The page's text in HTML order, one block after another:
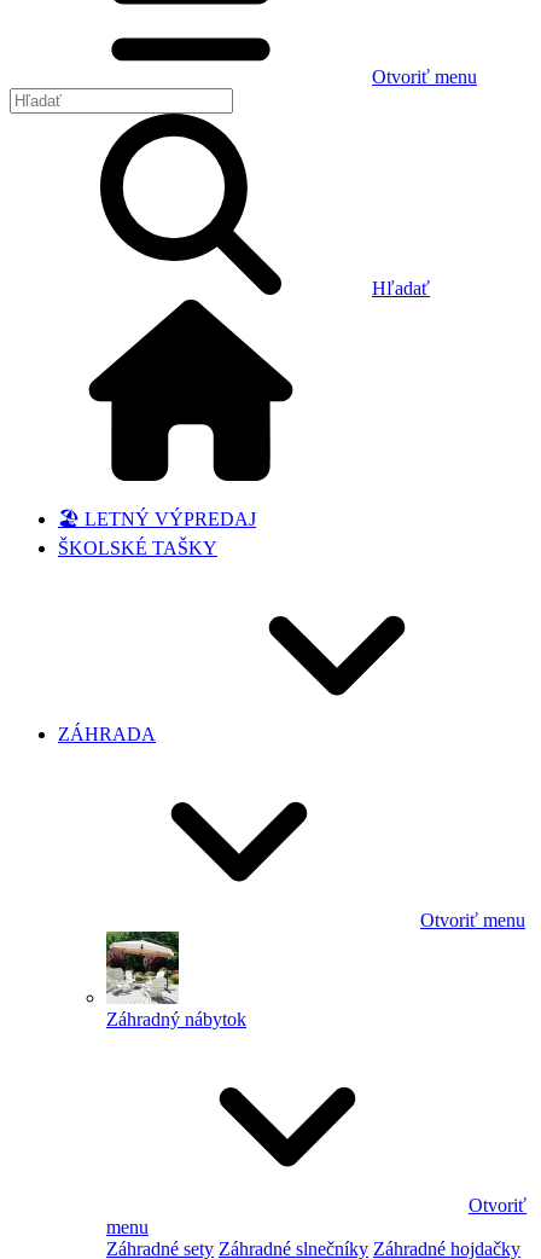
Otvoriť menu
Hľadať
🏖️ LETNÝ VÝPREDAJ
ŠKOLSKÉ TAŠKY
ZÁHRADA
Otvoriť menu
Záhradný nábytok
Otvoriť
menu
Záhradné sety Záhradné slnečníky Záhradné hojdačky